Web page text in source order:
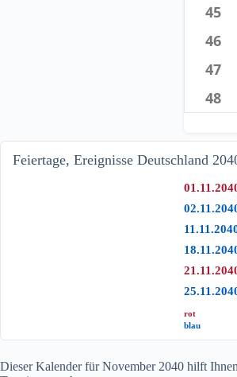
45
46
47
48
Feiertage, Ereignisse Deutschland
rot
blau
Dieser Kalender für November 2040 hilft